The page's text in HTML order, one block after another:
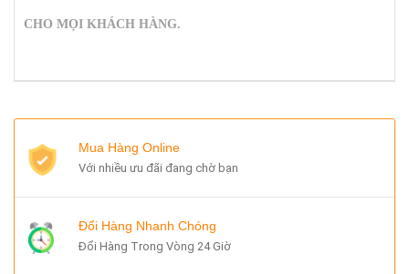
CHO MỌI KHÁCH HÀNG.
Mua Hàng Online
Với nhiều ưu đãi đang chờ bạn
Đổi Hàng Nhanh Chóng
Đổi Hàng Trong Vòng 24 Giờ